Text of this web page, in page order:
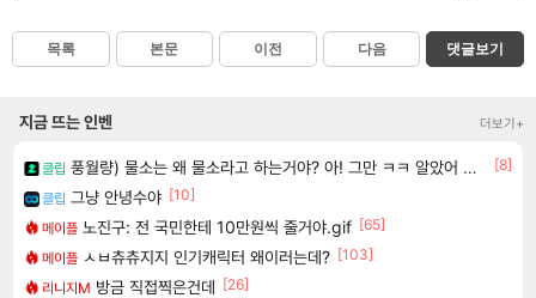
목록 본문 이전 다음 댓글보기
지금 뜨는 인벤 더보기+
클립 풍월량) 물소는 왜 물소라고 하는거야? 아! 그만 ㅋㅋ 알았어 ㅋㅋ
[8]
클립 그냥 안녕수야 [10]
메이플 노진구: 전 국민한테 10만원씩 줄거야.gif [65]
메이플 ㅅㅂ츄츄지지 인기캐릭터 왜이러는데? [103]
리니지M 방금 직접찍은건데 [26]